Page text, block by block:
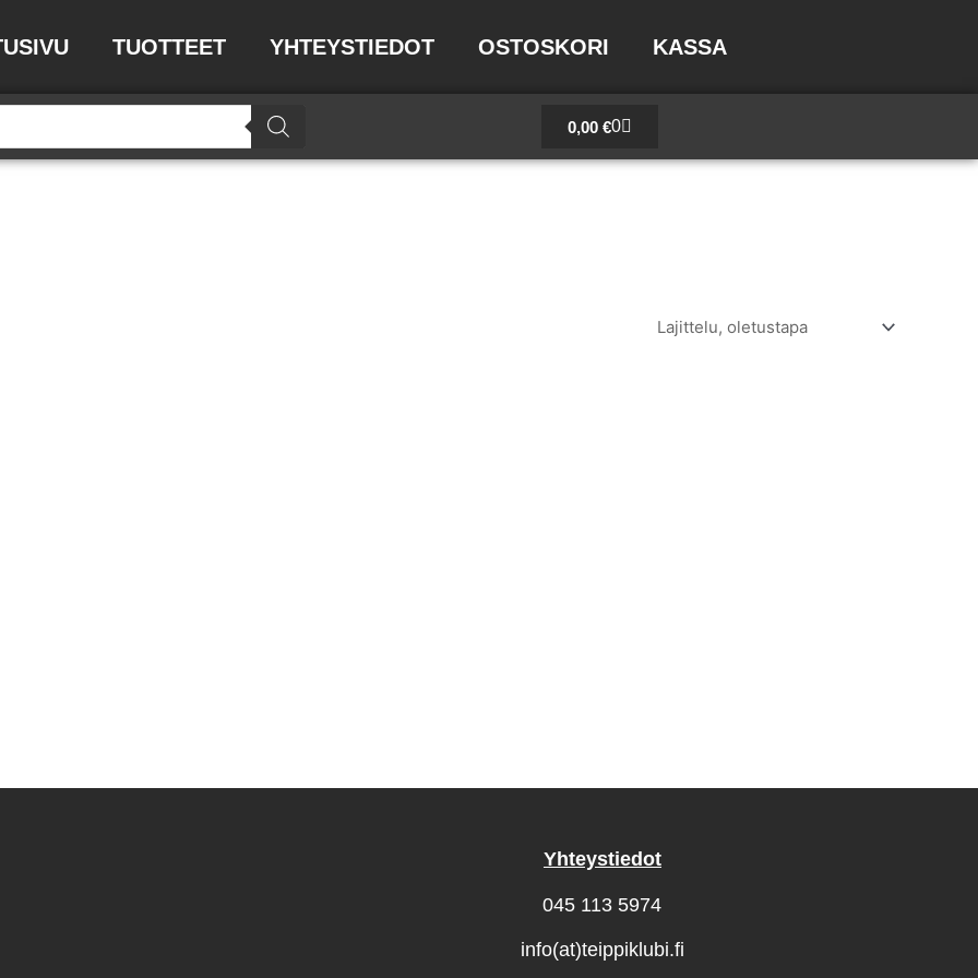
TUOTTEET YHTEYSTIEDOT OSTOSKORI KASSA
0,00 €0
Cart
Yhteystiedot
045 113 5974
info(at)teippiklubi.fi